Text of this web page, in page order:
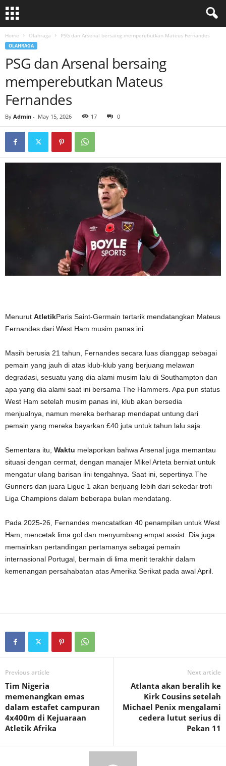
Home Olahraga PSG dan Arsenal bersaing memperebutkan Mateus Fernandes
OLAHRAGA
PSG dan Arsenal bersaing
memperebutkan Mateus
Fernandes
By Admin - May 15, 2026 17 0
Menurut AtletikParis Saint-Germain tertarik mendatangkan Mateus
Fernandes dari West Ham musim panas ini.
Masih berusia 21 tahun, Fernandes secara luas dianggap sebagai
pemain yang jauh di atas klub-klub yang berjuang melawan
degradasi, sesuatu yang dia alami musim lalu di Southampton dan
apa yang dia alami saat ini bersama The Hammers. Apa pun status
West Ham setelah musim panas ini, klub akan bersedia
menjualnya, namun mereka berharap mendapat untung dari
pemain yang mereka bayarkan £40 juta untuk tahun lalu saja.
Sementara itu, Waktu melaporkan bahwa Arsenal juga memantau
situasi dengan cermat, dengan manajer Mikel Arteta berniat untuk
mengatur ulang barisan lini tengahnya. Saat ini, sepertinya The
Gunners dan juara Ligue 1 akan berjuang lebih dari sekedar trofi
Liga Champions dalam beberapa bulan mendatang.
Pada 2025-26, Fernandes mencatatkan 40 penampilan untuk West
Ham, mencetak lima gol dan menyumbang empat assist. Dia juga
memainkan pertandingan pertamanya sebagai pemain
internasional Portugal, bermain di lima menit terakhir dalam
kemenangan persahabatan atas Amerika Serikat pada awal April.
Previous article
Tim Nigeria
memenangkan emas
dalam estafet campuran
4x400m di Kejuaraan
Atletik Afrika
Next article
Atlanta akan beralih ke
Kirk Cousins ​​​​setelah
Michael Penix mengalami
cedera lutut serius di
Pekan 11